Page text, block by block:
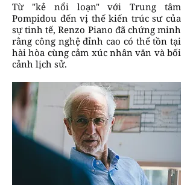
Từ "kẻ nổi loạn" với Trung tâm
Pompidou đến vị thế kiến trúc sư của
sự tinh tế, Renzo Piano đã chứng minh
rằng công nghệ đỉnh cao có thể tồn tại
hài hòa cùng cảm xúc nhân văn và bối
cảnh lịch sử.